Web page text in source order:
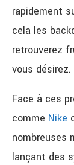
rapidement
cela les
retrouverez
vous désirez.
Face à ces
comme Nike
nombreuses
lançant des